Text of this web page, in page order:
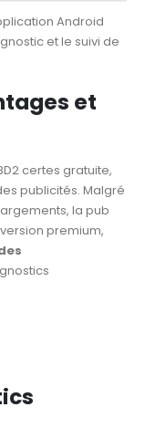
Android
et le suivi de
et
certes gratuite,
publicités. Malgré
la pub
premium,